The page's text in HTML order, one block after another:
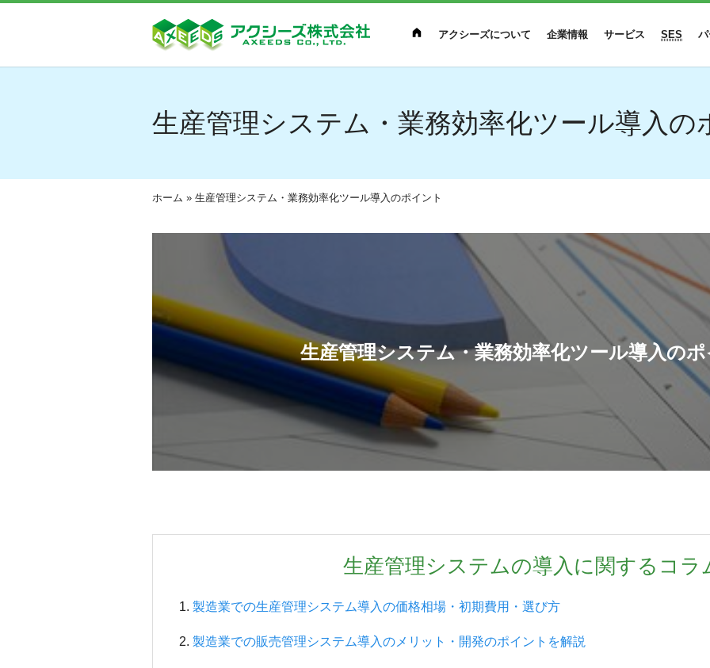
アクシーズについて 企業情報 サービス SES
生産管理システム・業務効率化ツール導入の
ホーム » 生産管理システム・業務効率化ツール導入のポイント
生産管理システム・業務効率化ツール導入の
生産管理システムの導入に関するコラ
製造業での生産管理システム導入の価格相場・初期費用・選び方
製造業での販売管理システム導入のメリット・開発のポイントを解説